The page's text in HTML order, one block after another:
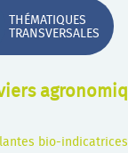
THÉMATIQUES
TRANSVERSALES
bio-